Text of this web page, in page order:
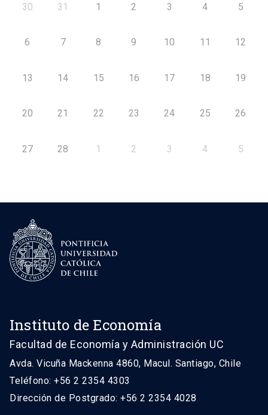
30 31 1 2 3 4 5
6 7 8 9 10 11 12
13 14 15 16 17 18 19
20 21 22 23 24 25 26
27 28 1 2 3 4 5
Instituto de Economía
Facultad de Economía y Administración UC
Avda. Vicuña Mackenna 4860, Macul. Santiago, Chile
Teléfono: +56 2 2354 4303
Dirección de Postgrado: +56 2 2354 4028